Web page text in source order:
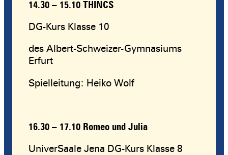
14.30 – 15.10 THINCS
DG-Kurs Klasse 10
des Albert-Schweizer-Gymnasiums
Erfurt
Spielleitung: Heiko Wolf
16.30 – 17.10 Romeo und Julia
UniverSaale Jena DG-Kurs Klasse 8